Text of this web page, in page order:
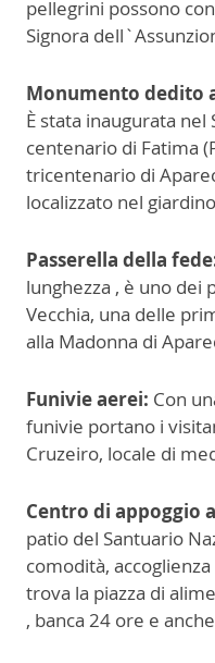
pellegrini possono
Signora
Monumento dedito
È stata inaugurata
centenario di Fatima
tricentenario di
localizzato nel
Passerella della
lunghezza , è uno dei
Vecchia, una delle
alla Madonna di
Funivie aerei: Con
funivie portano i
Cruzeiro, locale di
Centro di appoggio
patio del Santuario
comodità,
trova la piazza di
, banca 24 ore e